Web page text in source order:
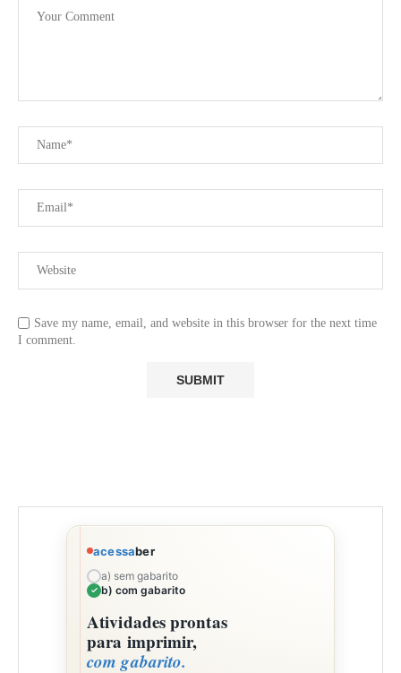
Save my name, email, and website in this browser for the next time
I comment.
acessaber
a) sem gabarito
b) com gabarito
Atividades prontas
para imprimir,
com gabarito.